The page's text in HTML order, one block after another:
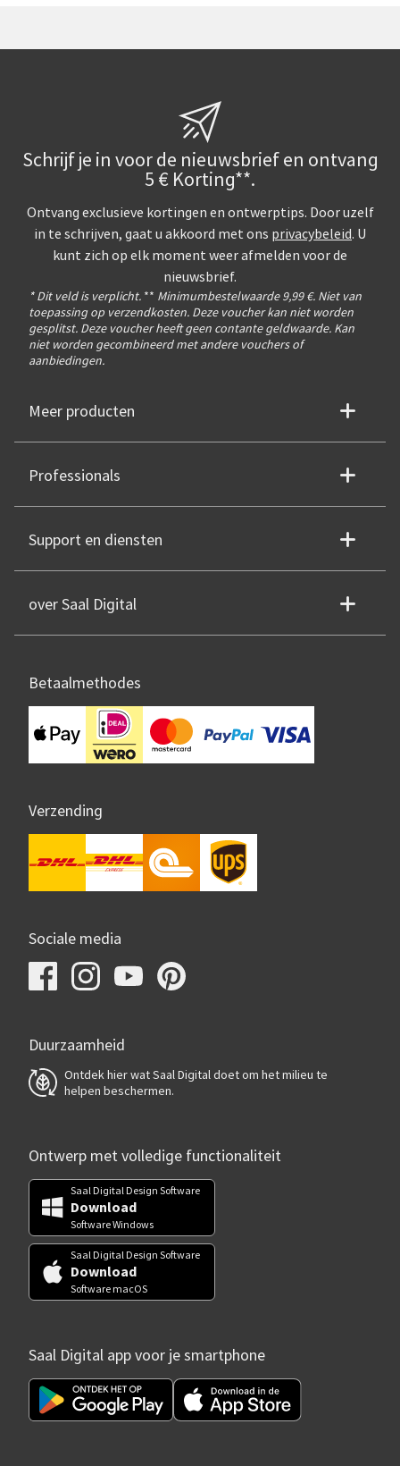
Schrijf je in voor de nieuwsbrief en ontvang
5 € Korting**.
Ontvang exclusieve kortingen en ontwerptips. Door uzelf
in te schrijven, gaat u akkoord met ons privacybeleid. U
kunt zich op elk moment weer afmelden voor de
nieuwsbrief.
* Dit veld is verplicht. ** Minimumbestelwaarde 9,99 €. Niet van
toepassing op verzendkosten. Deze voucher kan niet worden
gesplitst. Deze voucher heeft geen contante geldwaarde. Kan
niet worden gecombineerd met andere vouchers of
aanbiedingen.
Meer producten
Professionals
Support en diensten
over Saal Digital
Betaalmethodes
Verzending
Sociale media
Duurzaamheid
Ontdek hier wat Saal Digital doet om het milieu te
helpen beschermen.
Ontwerp met volledige functionaliteit
Saal Digital Design Software
Download
Software Windows
Saal Digital Design Software
Download
Software macOS
Saal Digital app voor je smartphone